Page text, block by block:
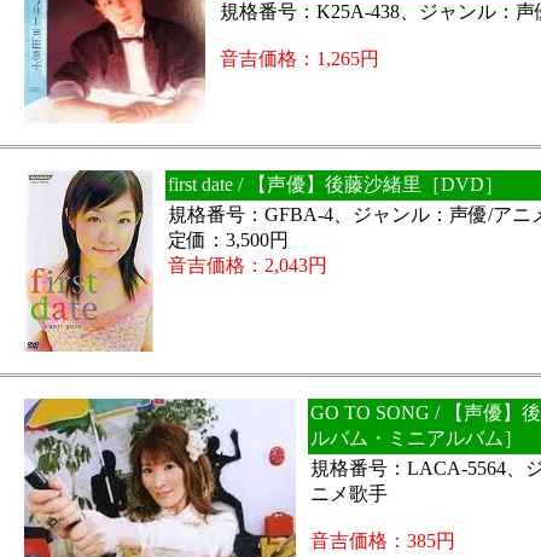
規格番号：K25A-438、ジャンル：
音吉価格：1,265円
first date / 【声優】後藤沙緒里［DVD］
規格番号：GFBA-4、ジャンル：声優/アニ
定価：3,500円
音吉価格：2,043円
GO TO SONG / 【声優】
ルバム・ミニアルバム］
規格番号：LACA-5564、
ニメ歌手
音吉価格：385円